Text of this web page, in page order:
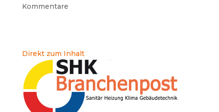
Kommentare
Direkt zum Inhalt